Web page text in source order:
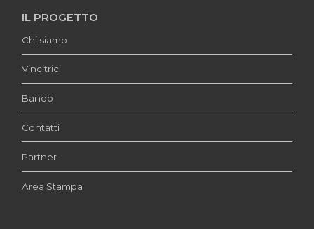
IL PROGETTO
Chi siamo
Vincitrici
Bando
Contatti
Partner
Area Stampa